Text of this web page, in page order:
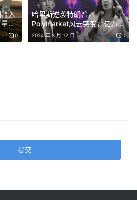
比特币长期年化涨幅超过2.05%，
。
辑循环往复：发STRC融资→买比
市值上涨→STRC更受追捧→融更
Strategy祭出“双周派息”奇招
整个融资飞轮的命脉。一旦跌破，
入
子
0
哈里斯逆袭特朗普，
Polymarket风云突变，亿万赌
注悬于一线
2024 年 8 月 12 日 0
提交